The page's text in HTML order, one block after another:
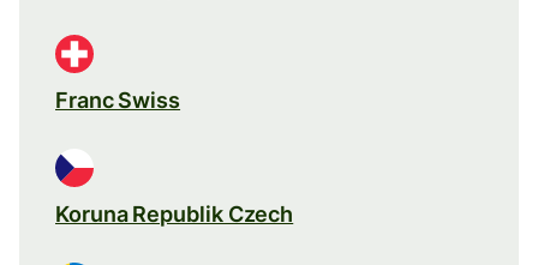
Franc Swiss
Koruna Republik Czech